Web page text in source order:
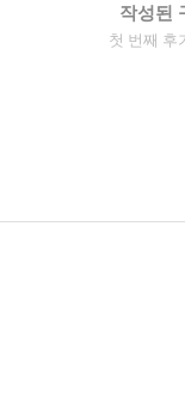
작성된
첫 번째 후